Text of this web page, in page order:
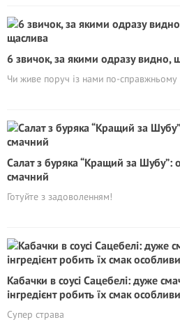
6 звичок, за якими одразу видно,
Чи живе поруч із нами по-справжньому
Салат з буряка “Кращий за Шубу”:
смачний
Готуйте з задоволенням!
Кабачки в соусі Сацебелі: дуже
інгредієнт робить їх смак
Супер страва